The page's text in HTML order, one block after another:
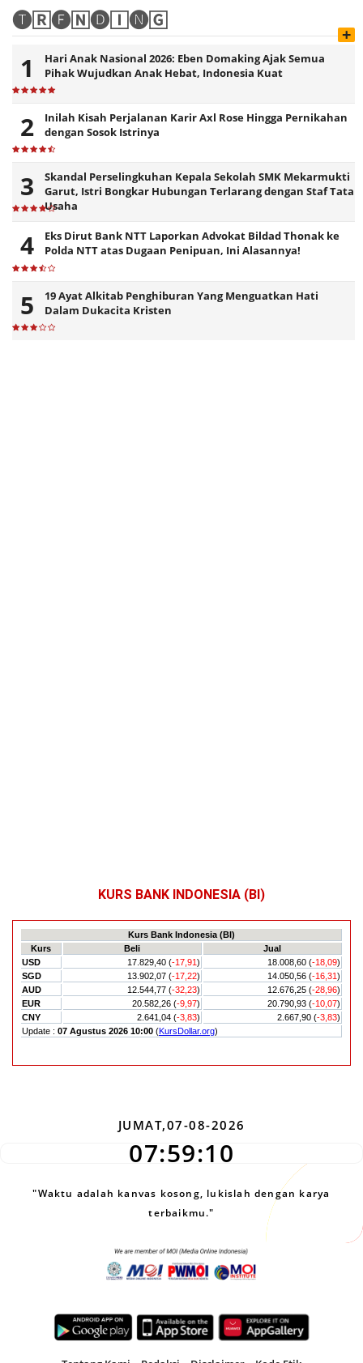
🅣🅁🅔🄽🅓🄸🅝🄶
+
Hari Anak Nasional 2026: Eben Domaking Ajak Semua
Pihak Wujudkan Anak Hebat, Indonesia Kuat
Inilah Kisah Perjalanan Karir Axl Rose Hingga Pernikahan
dengan Sosok Istrinya
Skandal Perselingkuhan Kepala Sekolah SMK Mekarmukti
Garut, Istri Bongkar Hubungan Terlarang dengan Staf Tata
Usaha
Eks Dirut Bank NTT Laporkan Advokat Bildad Thonak ke
Polda NTT atas Dugaan Penipuan, Ini Alasannya!
19 Ayat Alkitab Penghiburan Yang Menguatkan Hati
Dalam Dukacita Kristen
KURS BANK INDONESIA (BI)
JUMAT,07-08-2026
07:59:11
"Waktu adalah kanvas kosong, lukislah dengan karya
terbaikmu."